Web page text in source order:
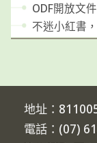
ODF開放文
不迷小紅書
地址：
電話：(07)